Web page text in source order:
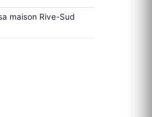
maison Rive-Sud